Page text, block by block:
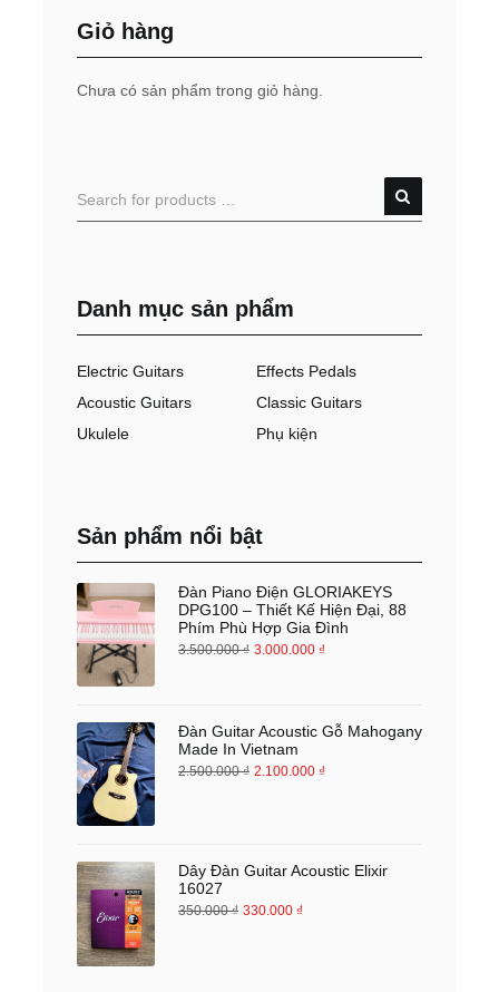
Giỏ hàng
Chưa có sản phẩm trong giỏ hàng.
Danh mục sản phẩm
Electric Guitars
Effects Pedals
Acoustic Guitars
Classic Guitars
Ukulele
Phụ kiện
Sản phẩm nổi bật
Đàn Piano Điện GLORIAKEYS
DPG100 – Thiết Kế Hiện Đại, 88
Phím Phù Hợp Gia Đình
3.500.000₫ 3.000.000 ₫
Đàn Guitar Acoustic Gỗ Mahogany
Made In Vietnam
2.500.000₫ 2.100.000 ₫
Dây Đàn Guitar Acoustic Elixir
16027
350.000₫ 330.000 ₫